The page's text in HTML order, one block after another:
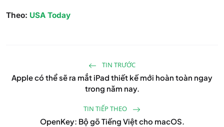
Theo: USA Today
TIN TRƯỚC
Apple có thể sẽ ra mắt iPad thiết kế mới hoàn toàn ngay
trong năm nay.
TIN TIẾP THEO
OpenKey: Bộ gõ Tiếng Việt cho macOS.